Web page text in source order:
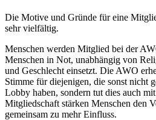
Die Motive und Gründe für eine
sehr vielfältig.
Menschen werden Mitglied bei der
Menschen in Not, unabhängig von
und Geschlecht einsetzt. Die AWO
Stimme für diejenigen, die sonst nicht
Lobby haben, sondern tut dies auch
Mitgliedschaft stärken Menschen den
gemeinsam zu mehr Einfluss.